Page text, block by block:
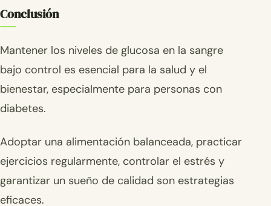
Conclusión
Mantener los niveles de glucosa en la sangre
bajo control es esencial para la salud y el
bienestar, especialmente para personas con
diabetes.
Adoptar una alimentación balanceada, practicar
ejercicios regularmente, controlar el estrés y
garantizar un sueño de calidad son estrategias
eficaces.